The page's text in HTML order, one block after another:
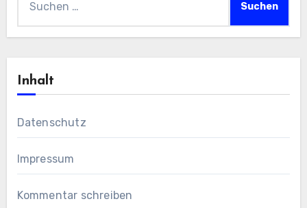
nach:
Inhalt
Datenschutz
Impressum
Kommentar schreiben